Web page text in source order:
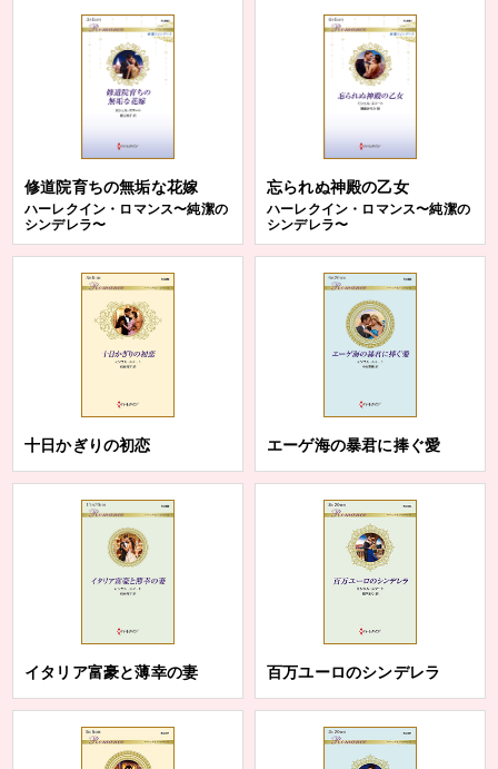
修道院育ちの無垢な花嫁
ハーレクイン・ロマンス〜純潔の
シンデレラ〜
忘られぬ神殿の乙女
ハーレクイン・ロマンス〜純潔の
シンデレラ〜
十日かぎりの初恋 エーゲ海の暴君に捧ぐ愛
イタリア富豪と薄幸の妻 百万ユーロのシンデレラ